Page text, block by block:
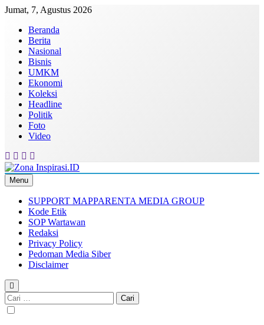
Skip
content
Jumat, 7, Agustus 2026
Beranda
Berita
Nasional
Bisnis
UMKM
Ekonomi
Koleksi
Headline
Politik
Foto
Video
Zona Inspirasi.ID
Bersama Membangun Semangat Baru
Menu
SUPPORT MAPPARENTA MEDIA GROUP
Kode Etik
SOP Wartawan
Redaksi
Privacy Policy
Pedoman Media Siber
Disclaimer
Cari
untuk: